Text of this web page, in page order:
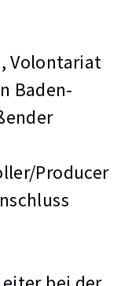
Volontariat
Baden-
Producer